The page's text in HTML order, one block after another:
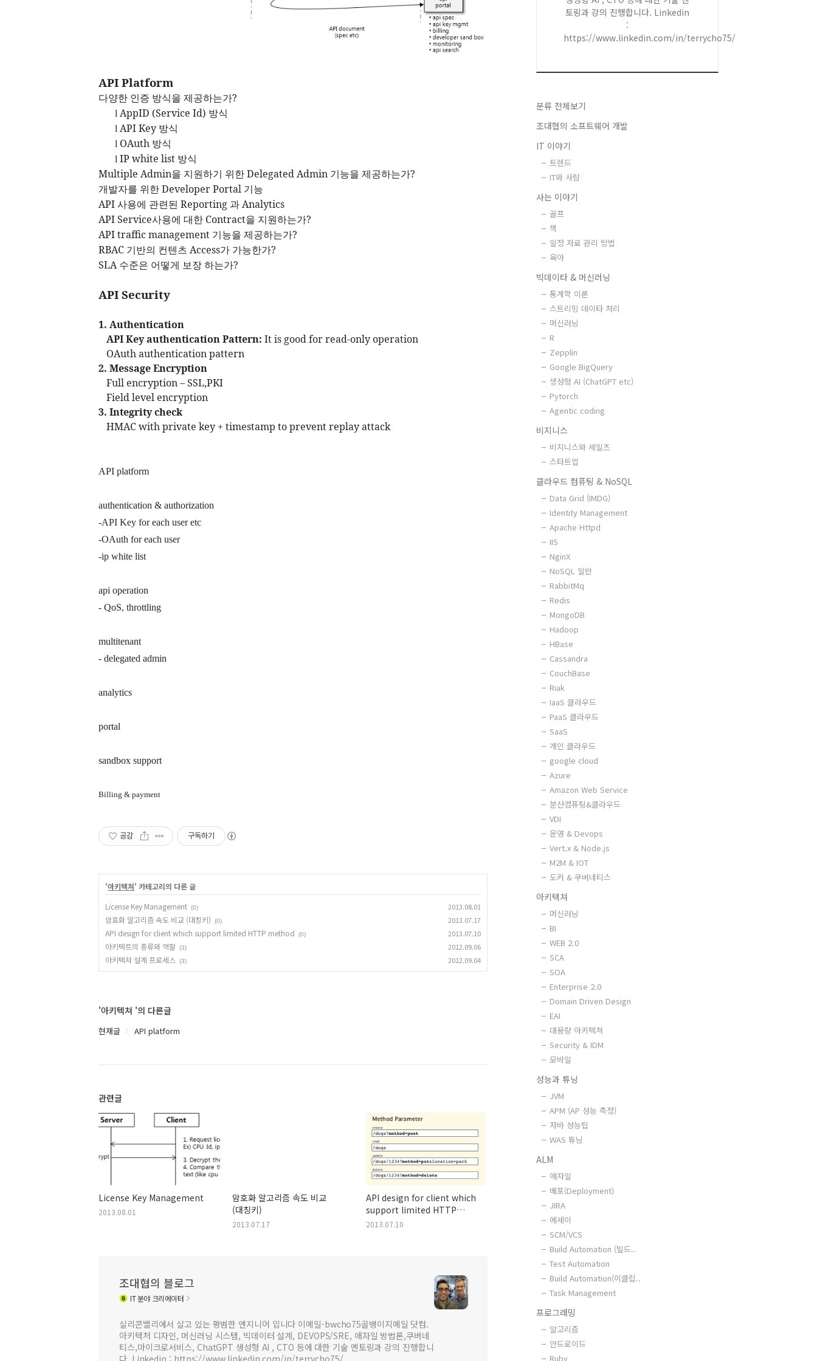
API Platform
다양한 인증 방식을 제공하는가?
l AppID (Service Id) 방식
l API Key 방식
l OAuth 방식
l IP white list 방식
Multiple Admin을 지원하기 위한Delegated Admin 기능을 제공하는가?
개발자를 위한Developer Portal 기능
API사용에 관련된 Reporting 과Analytics
API Service사용에 대한 Contract을 지원하는가?
API traffic management 기능을 제공하는가?
RBAC 기반의 컨텐츠 Access가 가능한가?
SLA수준은 어떻게 보장 하는가?
API Security
1. Authentication
API Key authentication Pattern: It is good for read-only operation
OAuth authentication pattern
2. Message Encryption
Full encryption – SSL,PKI
Field level encryption
3. Integrity check
HMAC with private key + timestamp to prevent replay attack
API platform
authentication & authorization
-API Key for each user etc
-OAuth for each user
-ip white list
api operation
- QoS, throttling
multitenant
- delegated admin
analytics
portal
sandbox support
Billing & payment
공감 구독하기
'아키텍쳐' 카테고리의 다른 글
License Key Management (0) 2013.08.01
암호화 알고리즘 속도 비교 (대칭키) (0) 2013.07.17
API design for client which support limited HTTP method (0) 2013.07.10
아키텍트의 종류와 역할 (3) 2012.09.06
아키텍쳐 설계 프로세스 (3) 2012.09.04
'아키텍쳐 '의 다른글
현재글 API platform
관련글
License Key Management
2013.08.01
암호화 알고리즘 속도 비교
(대칭키)
2013.07.17
API design for client which
support limited HTTP
method
2013.07.10
조대협의 블로그
IT분야 크리에이터
실리콘밸리에서 살고 있는 평범한 엔지니어 입니다 이메일-bwcho75골뱅이지메일 닷컴.
아키텍처 디자인, 머신러닝 시스템, 빅데이터 설계, DEVOPS/SRE, 애자일 방법론,쿠버네
티스,마이크로서비스, ChatGPT 생성형 AI , CTO 등에 대한 기술 멘토링과 강의 진행합니
토링과 강의 진행합니다. Linkedin
:
https://www.linkedin.com/in/terrycho75/
분류 전체보기
조대협의 소프트웨어 개발
IT 이야기
트렌드
IT와 사람
사는 이야기
골프
책
일정 자료 관리 방법
육아
빅데이타 & 머신러닝
통계학 이론
스트리밍 데이타 처리
머신러닝
R
Zepplin
Google BigQuery
생성형 AI (ChatGPT etc)
Pytorch
Agentic coding
비지니스
비지니스와 세일즈
스타트업
클라우드 컴퓨팅 & NoSQL
Data Grid (IMDG)
Identity Management
Apache Httpd
IIS
NginX
NoSQL 일반
RabbitMq
Redis
MongoDB
Hadoop
HBase
Cassandra
CouchBase
Riak
IaaS 클라우드
PaaS 클라우드
SaaS
개인 클라우드
google cloud
Azure
Amazon Web Service
분산컴퓨팅&클라우드
VDI
운영 & Devops
Vert.x & Node.js
M2M & IOT
도커 & 쿠버네티스
아키텍쳐
머신러닝
BI
WEB 2.0
SCA
SOA
Enterprise 2.0
Domain Driven Design
EAI
대용량 아키텍쳐
Security & IDM
모바일
성능과 튜닝
JVM
APM (AP 성능 측정)
자바 성능팁
WAS 튜닝
ALM
애자일
배포(Deployment)
JIRA
에세이
SCM/VCS
Build Automation (빌드..
Test Automation
Build Automation(이클립..
Task Management
프로그래밍
알고리즘
안드로이드
Ruby